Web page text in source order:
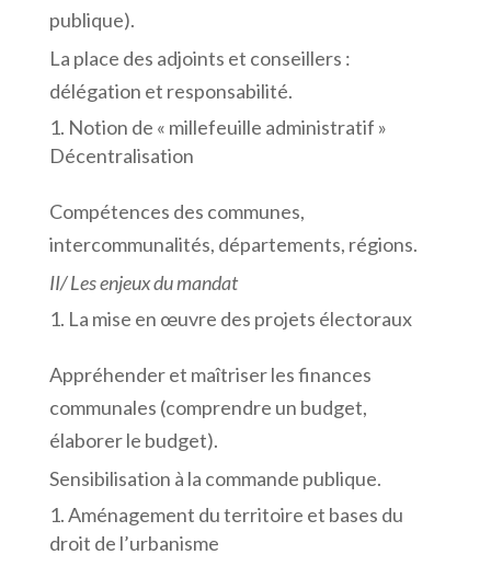
publique).
La place des adjoints et conseillers :
délégation et responsabilité.
Notion de « millefeuille administratif »
Décentralisation
Compétences des communes,
intercommunalités, départements, régions.
II/ Les enjeux du mandat
La mise en œuvre des projets électoraux
Appréhender et maîtriser les finances
communales (comprendre un budget,
élaborer le budget).
Sensibilisation à la commande publique.
Aménagement du territoire et bases du
droit de l’urbanisme